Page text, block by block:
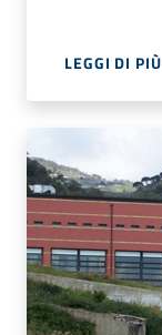
LEGGI DI PIÙ